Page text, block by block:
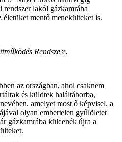
rendszer lakói gázkamrába
mentő menekülteket is.
Rendszere.
az országban, ahol csaknem
és küldtek haláltáborba,
amelyet most ő képvisel, a
olyan embertelen gyűlöletet
gázkamrába küldenék újra a